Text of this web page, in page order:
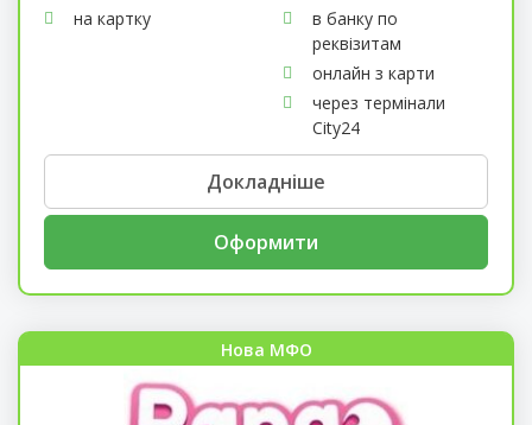
на картку
в банку по
реквізитам
онлайн з карти
через термінали
City24
Докладніше
Оформити
Нова МФО